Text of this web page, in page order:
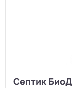
Септик